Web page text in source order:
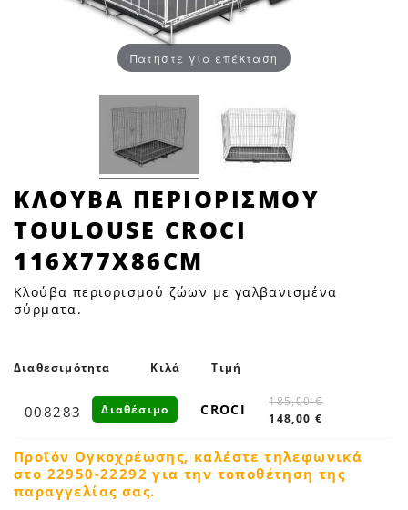
Πατήστε για επέκταση
ΚΛΟΥΒΑ
ΠΕΡΙΟΡΙΣΜΟΥ
TOULOUSE
CROCI
116X77X86cm
|
Petfan
ΚΛΟΥΒΑ ΠΕΡΙΟΡΙΣΜΟΥ
TOULOUSE CROCI
116X77X86CM
Κλούβα περιορισμού ζώων με γαλβανισμένα
σύρματα.
Διαθεσιμότητα Κιλά Τιμή
008283 CROCI
185,00 €
148,00 €
Διαθέσιμο
Προϊόν Ογκοχρέωσης, καλέστε τηλεφωνικά
στο 22950-22292 για την τοποθέτηση της
παραγγελίας σας.